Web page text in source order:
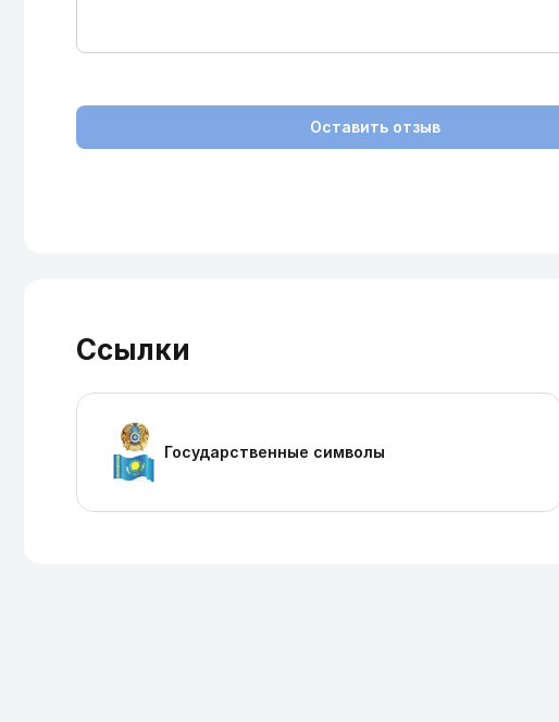
Оставить отзыв
Ссылки
Государственные символы